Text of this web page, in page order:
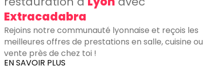
Extracadabra
Rejoins notre communauté lyonnaise et reçois les
meilleures offres de prestations en salle, cuisine ou
vente près de chez toi !
EN SAVOIR PLUS